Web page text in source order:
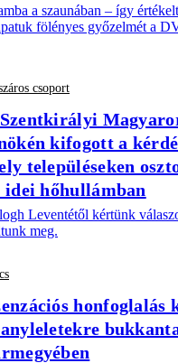
a szaunában – így
fölényes győzelmét a
csoport
kifogott a
településeken
idei hőhullámban
Leventétől kértünk
meg.
honfoglalás